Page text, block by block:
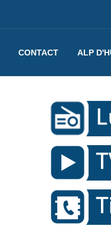
CONTACT ALP